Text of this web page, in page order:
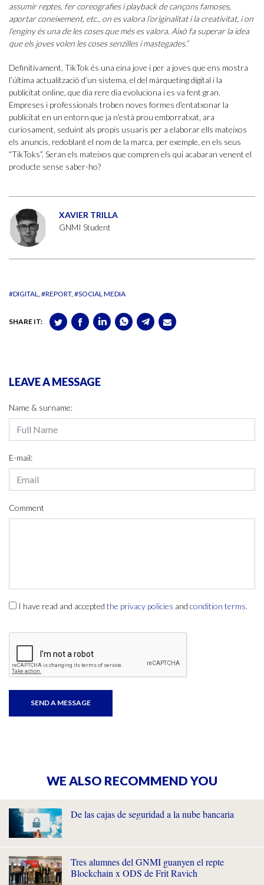
assumir reptes, fer coreografies i playback de cançons famoses,
aportar coneixement, etc., on es valora l’originalitat i la creativitat, i on
l’enginy és una de les coses que més es valora. Això fa superar la idea
que els joves volen les coses senzilles i mastegades.”
Definitivament, TikTok és una eina jove i per a joves que ens mostra
l’última actualització d’un sistema, el del màrqueting digital i la
publicitat online, que dia rere dia evoluciona i es va fent gran.
Empreses i professionals troben noves formes d’entatxonar la
publicitat en un entorn que ja n’està prou emborratxat, ara
curiosament, seduint als propis usuaris per a elaborar ells mateixos
els anuncis, redoblant el nom de la marca, per exemple, en els seus
“TikToks”. Seran els mateixos que compren els qui acabaran venent el
producte sense saber-ho?
XAVIER TRILLA
GNMI Student
#DIGITAL #REPORT #SOCIAL MEDIA
SHARE IT:
LEAVE A MESSAGE
Name & surname:
E-mail:
Comment
I have read and accepted the privacy policies and condition terms.
WE ALSO RECOMMEND YOU
De las cajas de seguridad a la nube bancaria
Tres alumnes del GNMI guanyen el repte
Blockchain x ODS de Frit Ravich